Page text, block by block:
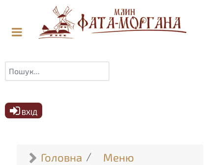
Пошук
ВХІД
Головна Меню